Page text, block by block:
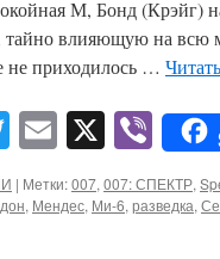
М, Бонд (Крэйг)
тайно влияющую на всю
не приходилось …
Twitter
Email
X
| Метки:007, 007: СПЕКТР,
, Мендес, Ми-6, разведка,